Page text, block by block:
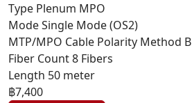
Type Plenum MPO
Mode Single Mode (OS2)
MTP/MPO Cable Polarity Method B
Fiber Count 8 Fibers
Length 50 meter
฿7,400